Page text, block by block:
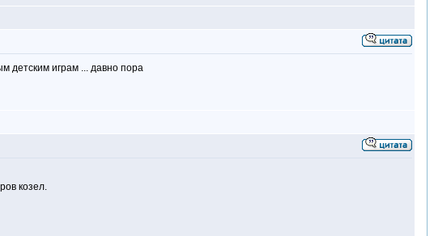
детским играм ... давно пора
козел.